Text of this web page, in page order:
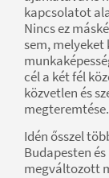
kapcsolatot
Nincs ez
sem,
cél a két fél
közvetlen és
megteremtése.
Idén ősszel
Budapesten
megváltozott